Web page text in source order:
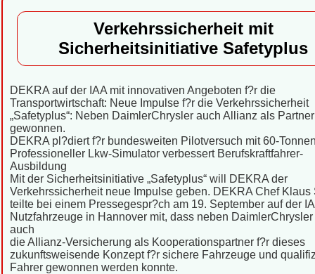
Verkehrssicherheit mit
Sicherheitsinitiative Safetyplus
DEKRA auf der IAA mit innovativen Angeboten f?r die
Transportwirtschaft: Neue Impulse f?r die Verkehrssicherheit
„Safetyplus“: Neben DaimlerChrysler auch Allianz als Partner
gewonnen.
DEKRA pl?diert f?r bundesweiten Pilotversuch mit 60-
Professioneller Lkw-Simulator verbessert Berufskraftfahrer-
Ausbildung
Mit der Sicherheitsinitiative „Safetyplus“ will DEKRA der
Verkehrssicherheit neue Impulse geben. DEKRA Chef Klaus
teilte bei einem Pressegespr?ch am 19. September auf der
Nutzfahrzeuge in Hannover mit, dass neben
auch
die Allianz-Versicherung als Kooperationspartner f?r dieses
zukunftsweisende Konzept f?r sichere Fahrzeuge und
Fahrer gewonnen werden konnte.